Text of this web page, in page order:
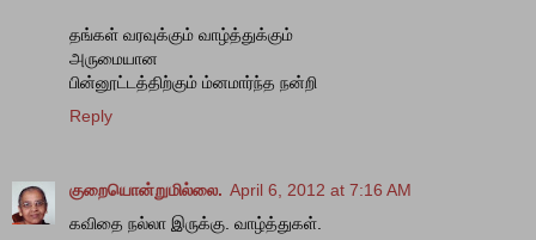
தங்கள் வரவுக்கும் வாழ்த்துக்கும்
அருமையான
பின்னூட்டத்திற்கும் ம்னமார்ந்த நன்றி
Reply
குறையொன்றுமில்லை. April 6, 2012 at 7:16 AM
கவிதை நல்லா இருக்கு. வாழ்த்துகள்.